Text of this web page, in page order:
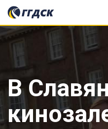
Skip
content
В